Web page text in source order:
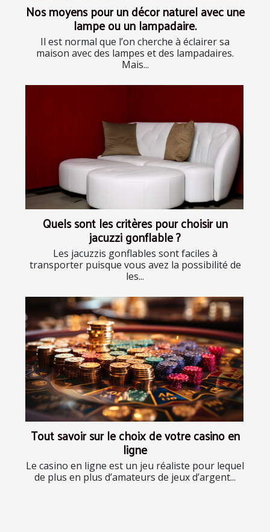
Nos moyens pour un décor naturel avec une
lampe ou un lampadaire.
Il est normal que l’on cherche à éclairer sa
maison avec des lampes et des lampadaires.
Mais...
Quels sont les critères pour choisir un
jacuzzi gonflable ?
Les jacuzzis gonflables sont faciles à
transporter puisque vous avez la possibilité de
les...
Tout savoir sur le choix de votre casino en
ligne
Le casino en ligne est un jeu réaliste pour lequel
de plus en plus d’amateurs de jeux d’argent...